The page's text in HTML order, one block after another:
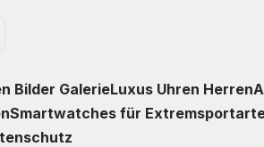
Bilder GalerieLuxus Uhren Herren
Smartwatches für